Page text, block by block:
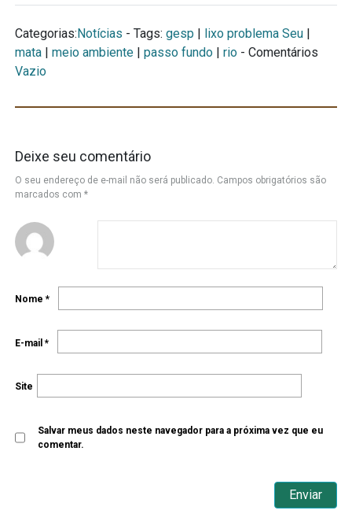
Categorias:Notícias - Tags: gesp | lixo problema Seu |
mata | meio ambiente | passo fundo | rio- Comentários
Vazio
Deixe seu comentário
O seu endereço de e-mail não será publicado. Campos obrigatórios são
marcados com *
Nome *
E-mail *
Site
Salvar meus dados neste navegador para a próxima vez que eu
comentar.